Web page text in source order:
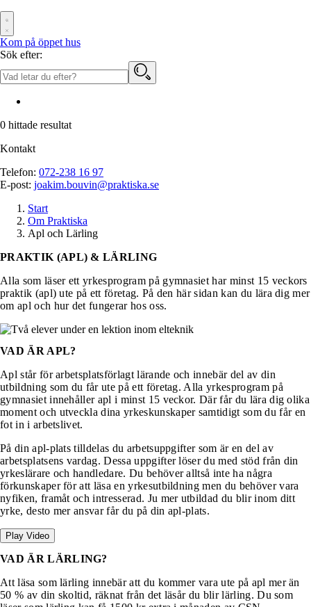
Kom på öppet hus
Sök efter:
0 hittade resultat
Kontakt
Telefon: 072-238 16 97
E-post: joakim.bouvin@praktiska.se
Start
Om Praktiska
Apl och Lärling
PRAKTIK (APL) & LÄRLING
Alla som läser ett yrkesprogram på gymnasiet har minst 15 veckors
praktik (apl) ute på ett företag. På den här sidan kan du lära dig mer
om apl och hur det fungerar hos oss.
VAD ÄR APL?
Apl står för arbetsplatsförlagt lärande och innebär del av din
utbildning som du får ute på ett företag. Alla yrkesprogram på
gymnasiet innehåller apl i minst 15 veckor. Där får du lära dig olika
moment och utveckla dina yrkeskunskaper samtidigt som du får en
fot in i arbetslivet.
På din apl-plats tilldelas du arbetsuppgifter som är en del av
arbetsplatsens vardag. Dessa uppgifter löser du med stöd från din
yrkeslärare och handledare. Du behöver alltså inte ha några
förkunskaper för att läsa en yrkesutbildning men du behöver vara
nyfiken, framåt och intresserad. Ju mer utbildad du blir inom ditt
yrke, desto mer ansvar får du på din apl-plats.
Play Video
VAD ÄR LÄRLING?
Att läsa som lärling innebär att du kommer vara ute på apl mer än
50 % av din skoltid, räknat från det läsår du blir lärling. Du som